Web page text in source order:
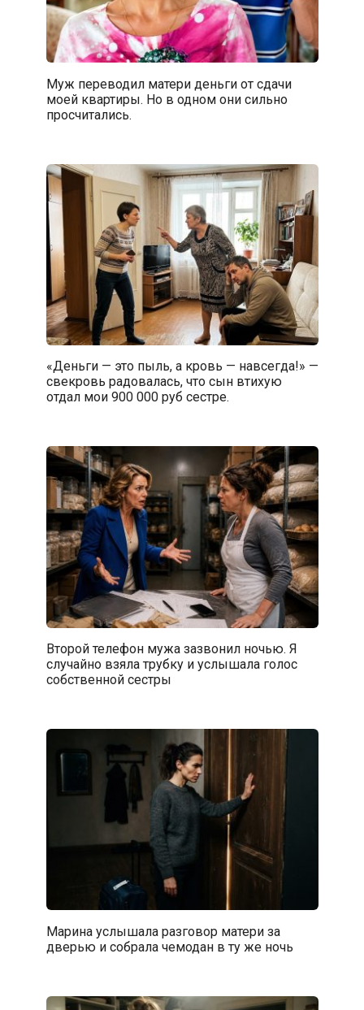
Муж переводил матери деньги от сдачи
моей квартиры. Но в одном они сильно
просчитались.
«Деньги — это пыль, а кровь — навсегда!» —
свекровь радовалась, что сын втихую
отдал мои 900 000 руб сестре.
Второй телефон мужа зазвонил ночью. Я
случайно взяла трубку и услышала голос
собственной сестры
Марина услышала разговор матери за
дверью и собрала чемодан в ту же ночь